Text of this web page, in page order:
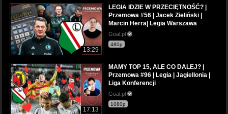
13:29
LEGIA IDZIE W PRZECIĘTNOŚĆ? |
Przemowa #56 | Jacek Zieliński |
Marcin Herra| Legia Warszawa
Goal.pl
480p
17:13
MAMY TOP 15, ALE CO DALEJ? |
Przemowa #96 | Legia | Jagiellonia |
Liga Konferencji
Goal.pl
1080p